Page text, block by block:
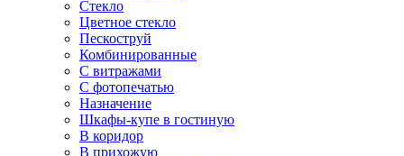
Стекло
Цветное стекло
Пескоструй
Комбинированные
С витражами
С фотопечатью
Назначение
Шкафы-купе в гостиную
В коридор
В прихожую